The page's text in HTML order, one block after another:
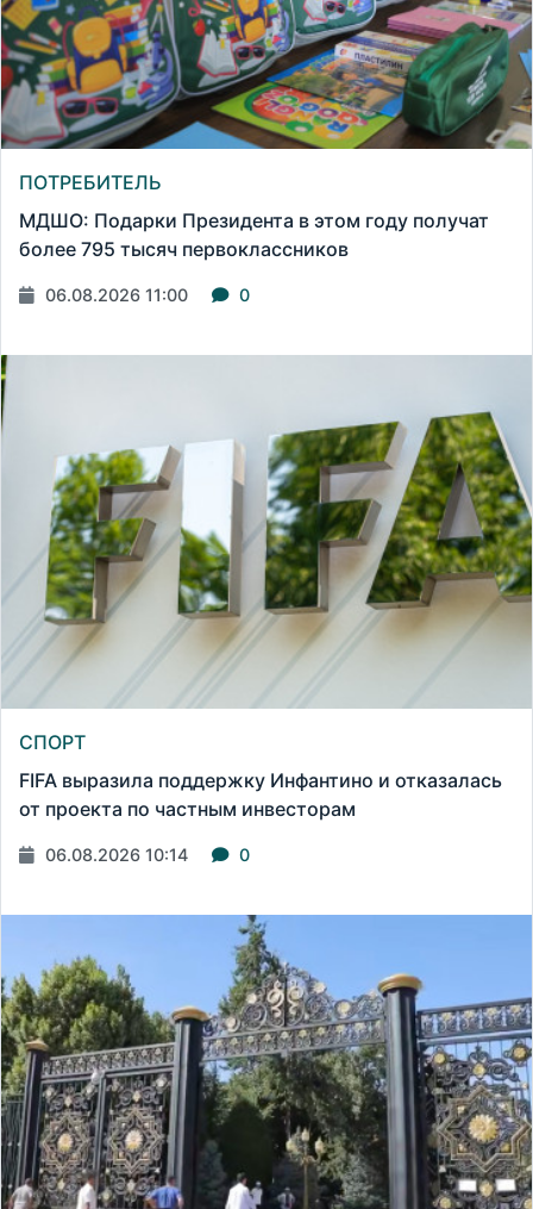
ПОТРЕБИТЕЛЬ
МДШО: Подарки Президента в этом году получат
более 795 тысяч первоклассников
06.08.2026 11:00 0
СПОРТ
FIFA выразила поддержку Инфантино и отказалась
от проекта по частным инвесторам
06.08.2026 10:14 0